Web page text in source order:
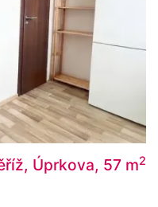
Úprkova, 57 m2